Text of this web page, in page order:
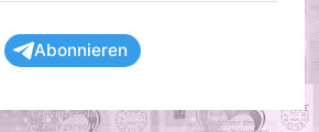
Abonnieren